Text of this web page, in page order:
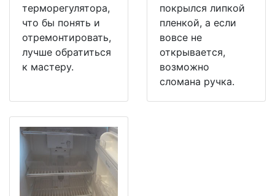
терморегулятора,
что бы понять и
отремонтировать,
лучше обратиться
к мастеру.
покрылся липкой
пленкой, а если
вовсе не
открывается,
возможно
сломана ручка.